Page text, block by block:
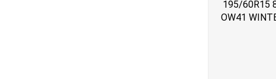
195/60R15
OW41